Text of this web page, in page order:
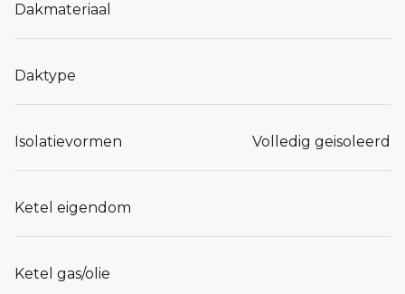
Dakmateriaal
Daktype
Isolatievormen Volledig geisoleerd
Ketel eigendom
Ketel gas/olie